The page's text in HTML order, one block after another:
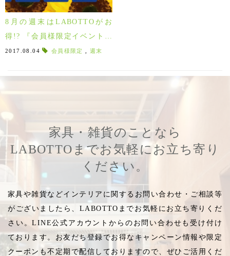
8月の週末はLABOTTOがお
得!? 『会員様限定イベント開
催』
2017.08.04 会員様限定 ,週末
家具・雑貨のことなら
LABOTTOまでお気軽にお立ち寄り
ください。
家具や雑貨などインテリアに関するお問い合わせ・ご相談等
がございましたら、LABOTTOまでお気軽にお立ち寄りくだ
さい。LINE公式アカウントからのお問い合わせも受け付け
ております。お友だち登録でお得なキャンペーン情報や限定
クーポンも不定期で配信しておりますので、ぜひご活用くだ